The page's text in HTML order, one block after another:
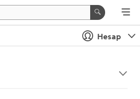
Hesap